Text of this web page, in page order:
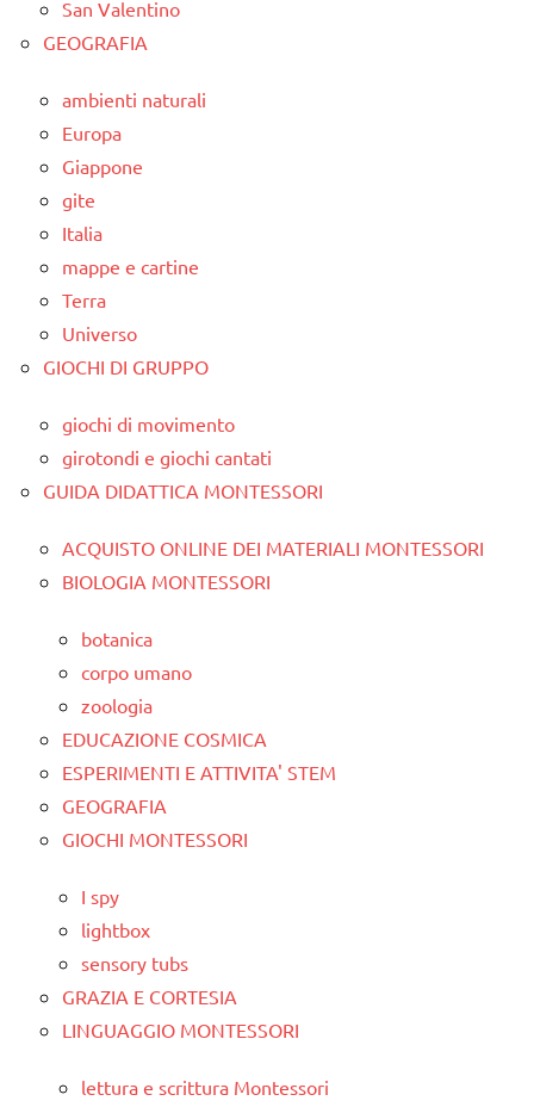
San Valentino
GEOGRAFIA
ambienti naturali
Europa
Giappone
gite
Italia
mappe e cartine
Terra
Universo
GIOCHI DI GRUPPO
giochi di movimento
girotondi e giochi cantati
GUIDA DIDATTICA MONTESSORI
ACQUISTO ONLINE DEI MATERIALI MONTESSORI
BIOLOGIA MONTESSORI
botanica
corpo umano
zoologia
EDUCAZIONE COSMICA
ESPERIMENTI E ATTIVITA' STEM
GEOGRAFIA
GIOCHI MONTESSORI
I spy
lightbox
sensory tubs
GRAZIA E CORTESIA
LINGUAGGIO MONTESSORI
lettura e scrittura Montessori